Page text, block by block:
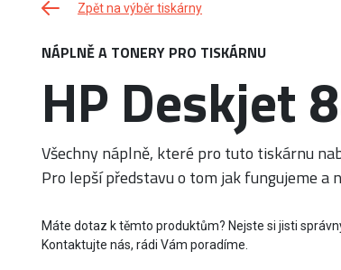
Zpět na výběr tiskárny
NÁPLNĚ A TONERY PRO TISKÁRNU
HP Deskjet
Všechny náplně, které pro tuto tiskárnu
Pro lepší představu o tom jak fungujeme a
Máte dotaz k těmto produktům? Nejste si jisti
Kontaktujte nás, rádi Vám poradíme.